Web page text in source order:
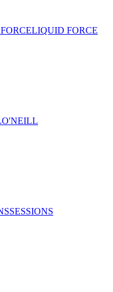
LIQUID FORCE
O'NEILL
SESSIONS